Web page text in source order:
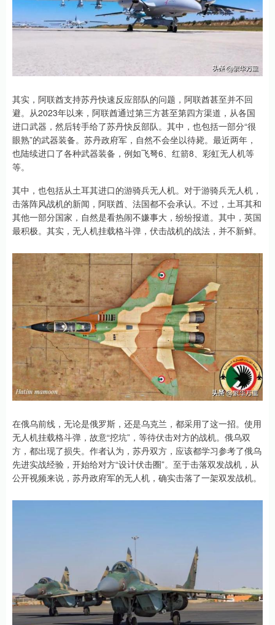
其实，阿联酋支持苏丹快速反应部队的问题，阿联酋甚至并不回
避。从2023年以来，阿联酋通过第三方甚至第四方渠道，从各国
进口武器，然后转手给了苏丹快反部队。其中，也包括一部分“很
眼熟”的武器装备。苏丹政府军，自然不会坐以待毙。最近两年，
也陆续进口了各种武器装备，例如飞弩6、红箭8、彩虹无人机等
等。
其中，也包括从土耳其进口的游骑兵无人机。对于游骑兵无人机，
击落阵风战机的新闻，阿联酋、法国都不会承认。不过，土耳其和
其他一部分国家，自然是看热闹不嫌事大，纷纷报道。其中，英国
最积极。其实，无人机挂载格斗弹，伏击战机的战法，并不新鲜。
在俄乌前线，无论是俄罗斯，还是乌克兰，都采用了这一招。使用
无人机挂载格斗弹，故意“挖坑”，等待伏击对方的战机。俄乌双
方，都出现了损失。作者认为，苏丹双方，应该都学习参考了俄乌
先进实战经验，开始给对方“设计伏击圈”。至于击落双发战机，从
公开视频来说，苏丹政府军的无人机，确实击落了一架双发战机。